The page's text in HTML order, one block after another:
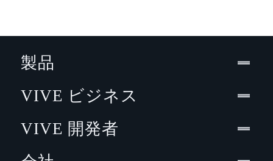
製品
VIVE ビジネス
VIVE 開発者